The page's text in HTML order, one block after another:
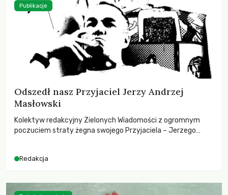
Odszedł nasz Przyjaciel Jerzy Andrzej
Masłowski
Kolektyw redakcyjny Zielonych Wiadomości z ogromnym
poczuciem straty żegna swojego Przyjaciela – Jerzego
Redakcja
Publikacje